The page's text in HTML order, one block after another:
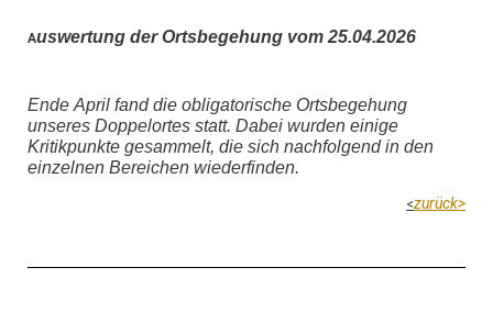
Auswertung der Ortsbegehung vom 25.04.2026
Ende April fand die obligatorische Ortsbegehung
unseres Doppelortes statt. Dabei wurden einige
Kritikpunkte gesammelt, die sich nachfolgend in den
einzelnen Bereichen wiederfinden.
<zurück>